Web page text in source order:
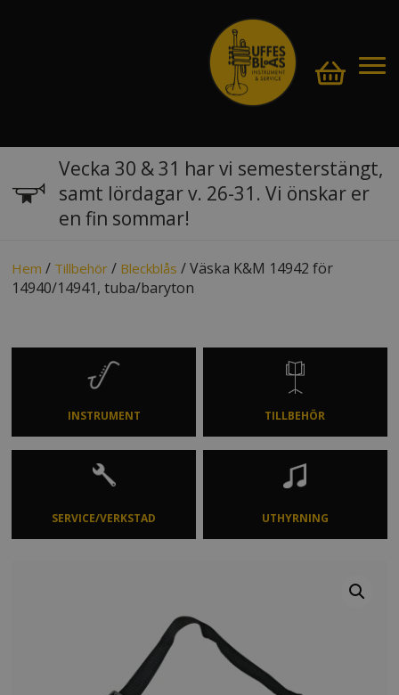
Vecka 30 & 31 har vi semesterstängt,
samt lördagar v. 26-31. Vi önskar er
en fin sommar!
Hem / Tillbehör / Bleckblås / Väska K&M 14942 för
14940/14941, tuba/baryton
INSTRUMENT TILLBEHÖR
SERVICE/VERKSTAD UTHYRNING